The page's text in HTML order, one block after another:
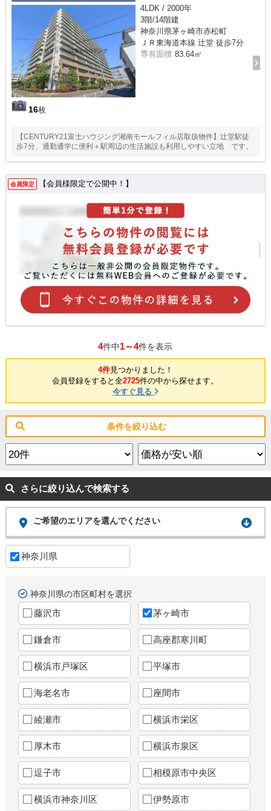
16枚
4LDK / 2000年
3階/14階建
神奈川県茅ヶ崎市赤松町
ＪＲ東海道本線 辻堂 徒歩7分
専有面積 83.64㎡
【CENTURY21富士ハウジング湘南モールフィル店取扱物件】辻堂駅徒
歩7分、通勤通学に便利＋駅周辺の生活施設も利用しやすい立地 です。
会員限定 【会員様限定で公開中！】
4件中1～4件を表示
4件見つかりました！
会員登録をすると全2725件の中から探せます。
今すぐ見る
条件を絞り込む
さらに絞り込んで検索する
ご希望のエリアを選んでください
神奈川県
神奈川県の市区町村を選択
藤沢市 茅ヶ崎市
鎌倉市 高座郡寒川町
横浜市戸塚区 平塚市
海老名市 座間市
綾瀬市 横浜市栄区
厚木市 横浜市泉区
逗子市 相模原市中央区
横浜市神奈川区 伊勢原市